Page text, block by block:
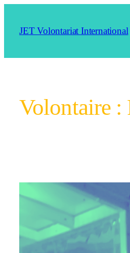
JET Volontariat International
Volontaire :